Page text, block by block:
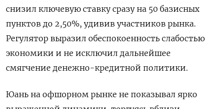
снизил ключевую ставку сразу на 50 базисных
пунктов до 2,50%, удивив участников рынка.
Регулятор выразил обеспокоенность слабостью
экономики и не исключил дальнейшее
смягчение денежно-кредитной политики.
Юань на офшорном рынке не показывал ярко